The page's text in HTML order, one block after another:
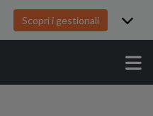
Scopri i gestionali